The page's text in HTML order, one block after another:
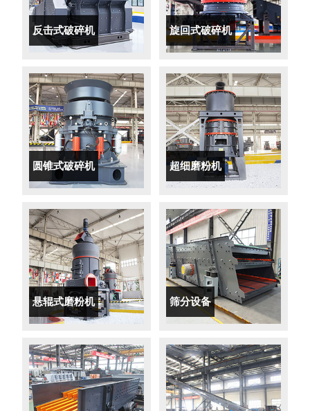
反击式破碎机 旋回式破碎机
圆锥式破碎机 超细磨粉机
悬辊式磨粉机 筛分设备